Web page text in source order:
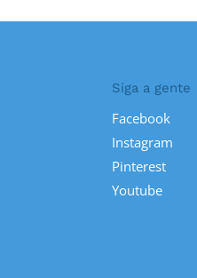
Siga a gente
Facebook
Instagram
Pinterest
Youtube